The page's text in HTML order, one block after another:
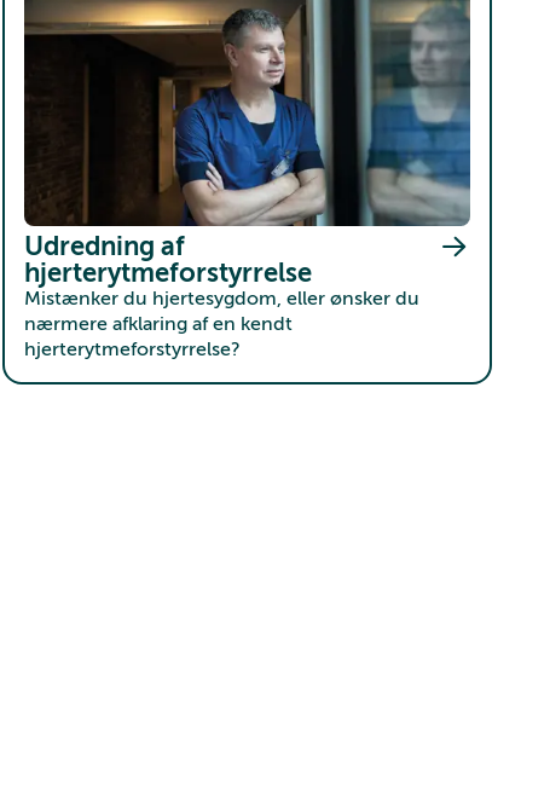
Udredning af
hjerterytmeforstyrrelse
Mistænker du hjertesygdom, eller ønsker du
nærmere afklaring af en kendt
hjerterytmeforstyrrelse?